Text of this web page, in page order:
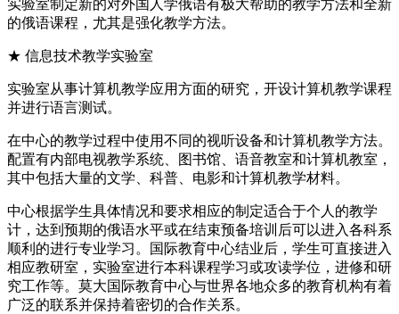
实验室制定新的对外国人学俄语有极大帮助的教学方法和全新
的俄语课程，尤其是强化教学方法。
★ 信息技术教学实验室
实验室从事计算机教学应用方面的研究，开设计算机教学课程
并进行语言测试。
在中心的教学过程中使用不同的视听设备和计算机教学方法。
配置有内部电视教学系统、图书馆、语音教室和计算机教室，
其中包括大量的文学、科普、电影和计算机教学材料。
中心根据学生具体情况和要求相应的制定适合于个人的教学
计，达到预期的俄语水平或在结束预备培训后可以进入各科系
顺利的进行专业学习。国际教育中心结业后，学生可直接进入
相应教研室，实验室进行本科课程学习或攻读学位，进修和研
究工作等。莫大国际教育中心与世界各地众多的教育机构有着
广泛的联系并保持着密切的合作关系。